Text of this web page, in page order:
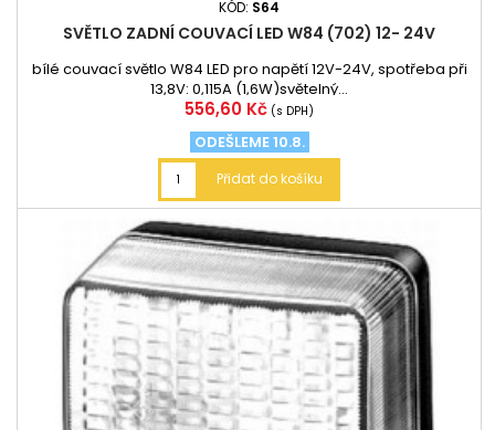
KÓD: S64
SVĚTLO ZADNÍ COUVACÍ LED W84 (702) 12- 24V
bílé couvací světlo W84 LED pro napětí 12V-24V, spotřeba při
13,8V: 0,115A (1,6W)světelný...
Cena
556,60 Kč (s DPH)
ODEŠLEME 10.8.
Přidat do košíku